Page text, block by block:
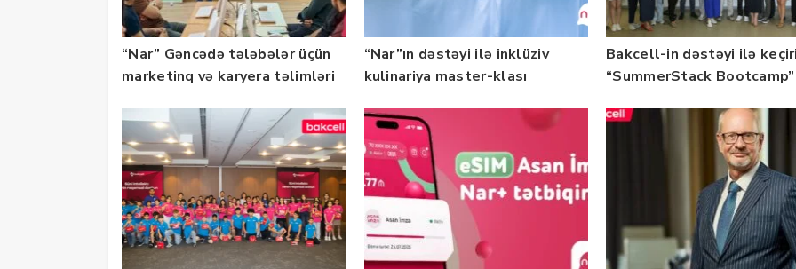
“Nar” Gəncədə tələbələr üçün
marketinq və karyera təlimləri
“Nar”ın dəstəyi ilə inklüziv
kulinariya master-klası
Bakcell-in dəstəyi ilə
“SummerStack Bootcamp”